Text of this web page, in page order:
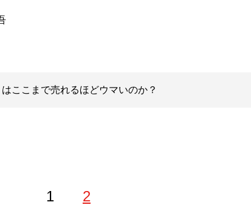
ここまで売れるほどウマいのか？
1 2